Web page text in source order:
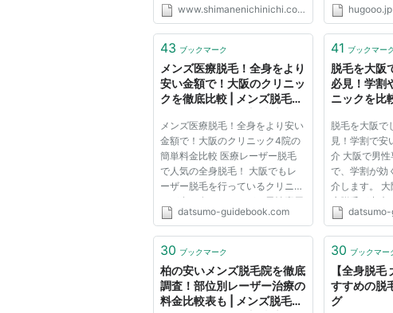
www.shimanenichinichi.co.jp hugooo.jp
43 ブックマーク
メンズ医療脱毛！全身をより
安い金額で！大阪のクリニッ
クを徹底比較 | メンズ脱毛お
気になる料金・評判を徹底比
較してみた〜
メンズ医療脱毛！全身をより安い
金額で！大阪のクリニック4院の
簡単料金比較 医療レーザー脱毛
で人気の全身脱毛！ 大阪でもレ
ーザー脱毛を行っているクリニッ
クが多く有るのですが、男性専用
のクリニックで全身脱毛を実施し
す。 そこで、大阪で男性専門の
全身レーザー脱毛を検討してい
る...
datsumo-guidebook.com
41 ブックマー
脱毛を大阪
必見！学割
ニックを比
気になる料
較してみた
脱毛を大阪で
見！学割で安
介 大阪で男
で、学割が効
介します。
療脱毛が出来
あるのですが
そこで、今回
なるクリニッ
けど...
30 ブックマーク
柏の安いメンズ脱毛院を徹底
調査！部位別レーザー治療の
料金比較表も | メンズ脱毛お
30 ブックマー
【全身脱
すすめの脱
グ